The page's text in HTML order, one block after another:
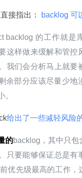
接指出： backlog 可
backlog 的工作就是
这样做来缓解和管控
我们会分析马上就要
余部分应该尽量少地
。
给出了一些减轻风险
的backlog，其中只包
只要能够保证总是有
优先级最高的工作，